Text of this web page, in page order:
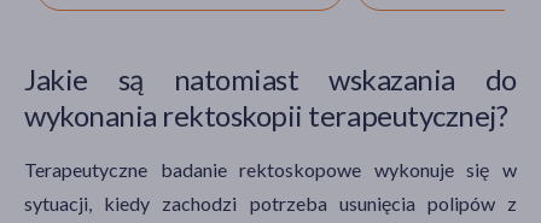
Jakie są natomiast wskazania do
wykonania rektoskopii terapeutycznej?
Terapeutyczne badanie rektoskopowe wykonuje się w
sytuacji, kiedy zachodzi potrzeba usunięcia polipów z